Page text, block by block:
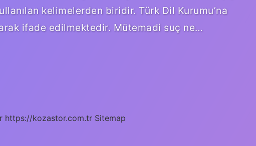
kelimelerden biridir. Türk Dil Kurumu’na
ifade edilmektedir. Mütemadi suç ne…
https://kozastor.com.tr Sitemap